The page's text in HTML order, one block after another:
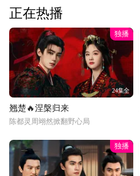
正在热播
独播
24集全
翘楚🔥涅槃归来
陈都灵周翊然掀翻野心局
独播